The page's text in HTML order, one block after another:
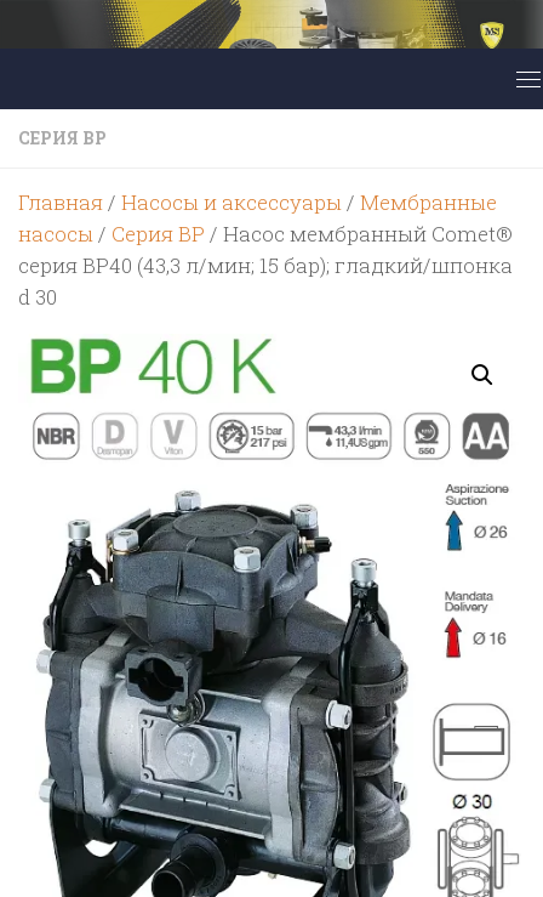
Перейти к содержимому
CЕРИЯ BP
Главная/ Насосы и аксессуары/ Мембранные
насосы/ Cерия BP / Насос мембранный Comet®
серия BP40 (43,3 л/мин; 15 бар); гладкий/шпонка
d 30